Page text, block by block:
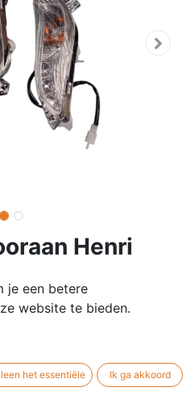
Henri
richtingaanwijzers
pinkerset voor Henri
voor optimale
je een betere
website te bieden.
het essentiële Ik ga akkoord